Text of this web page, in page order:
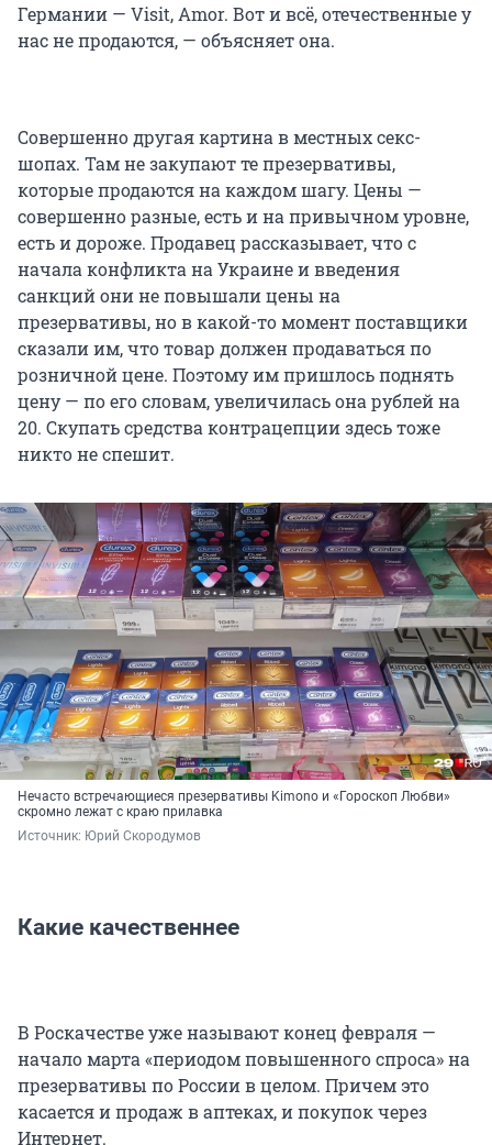
Германии — Visit, Amor. Вот и всё, отечественные у
нас не продаются, — объясняет она.
Совершенно другая картина в местных секс-
шопах. Там не закупают те презервативы,
которые продаются на каждом шагу. Цены —
совершенно разные, есть и на привычном уровне,
есть и дороже. Продавец рассказывает, что с
начала конфликта на Украине и введения
санкций они не повышали цены на
презервативы, но в какой-то момент поставщики
сказали им, что товар должен продаваться по
розничной цене. Поэтому им пришлось поднять
цену — по его словам, увеличилась она рублей на
20. Скупать средства контрацепции здесь тоже
никто не спешит.
Нечасто встречающиеся презервативы Kimono и «Гороскоп Любви»
скромно лежат с краю прилавка
Источник: Юрий Скородумов
Какие качественнее
В Роскачестве уже называют конец февраля —
начало марта «периодом повышенного спроса» на
презервативы по России в целом. Причем это
касается и продаж в аптеках, и покупок через
Интернет.